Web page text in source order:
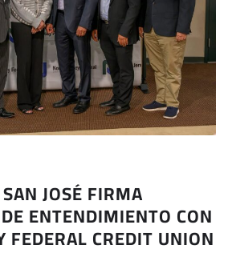
JOSÉ FIRMA
ENTENDIMIENTO CON
FEDERAL CREDIT UNION